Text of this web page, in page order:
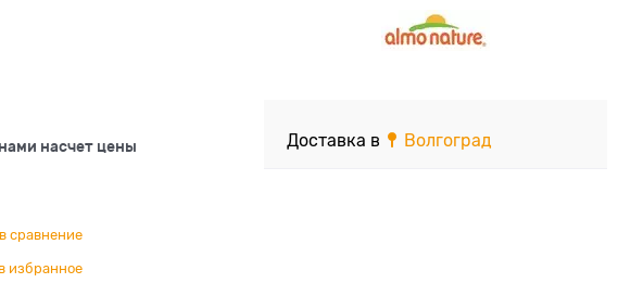
насчет цены
сравнение
избранное
Доставка в Волгоград